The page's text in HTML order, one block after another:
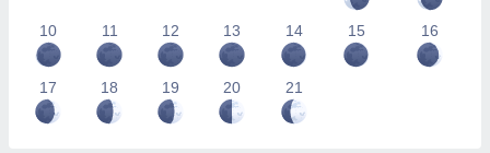
10 11 12 13 14 15 16
17 18 19 20 21